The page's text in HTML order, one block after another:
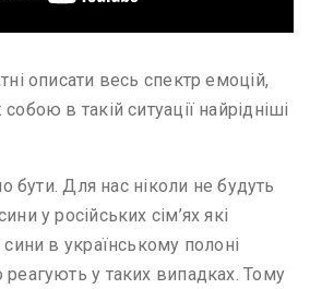
описати весь спектр емоцій,
в такій ситуації найрідніші
бути. Для нас ніколи не будуть
у російських сім’ях які
в українському полоні
у таких випадках. Тому